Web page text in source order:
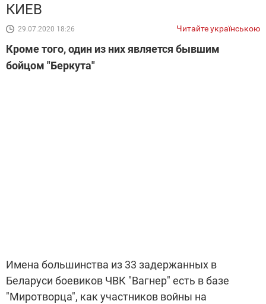
КИЕВ
29.07.2020 18:26 Читайте українською
Кроме того, один из них является бывшим
бойцом "Беркута"
Имена большинства из 33 задержанных в
Беларуси боевиков ЧВК "Вагнер" есть в базе
"Миротворца", как участников войны на